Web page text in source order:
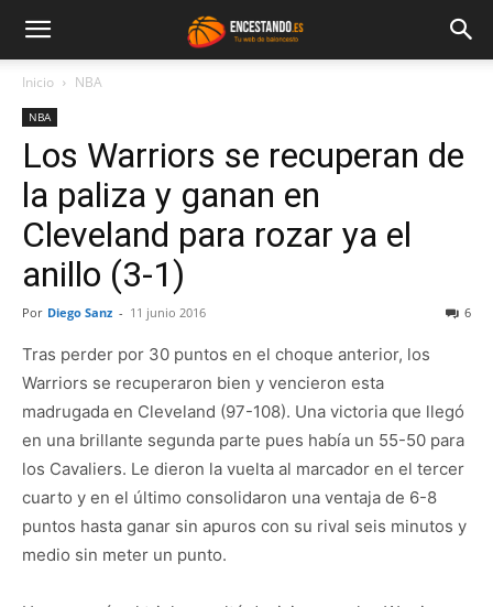
Inicio NBA
NBA
Los Warriors se recuperan de
la paliza y ganan en
Cleveland para rozar ya el
anillo (3-1)
Por Diego Sanz - 11 junio 2016 6
Tras perder por 30 puntos en el choque anterior, los
Warriors se recuperaron bien y vencieron esta
madrugada en Cleveland (97-108). Una victoria que llegó
en una brillante segunda parte pues había un 55-50 para
los Cavaliers. Le dieron la vuelta al marcador en el tercer
cuarto y en el último consolidaron una ventaja de 6-8
puntos hasta ganar sin apuros con su rival seis minutos y
medio sin meter un punto.